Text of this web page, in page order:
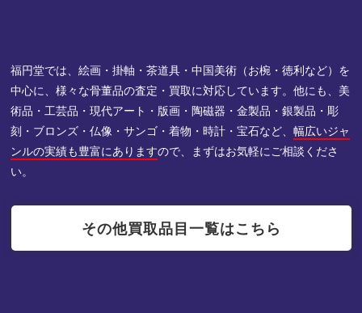
福円堂では、絵画・掛軸・茶道具・中国美術（お椀・徳利など）を
中心に、様々な骨董品の査定・買取に対応しています。他にも、美
術品・工芸品・現代アート・版画・陶磁器・金製品・銀製品・彫
刻・ブロンズ・仏像・サンゴ・着物・時計・宝石など、幅広いジャ
ンルの実績も豊富にありますので、まずはお気軽にご相談くださ
い。
その他買取品目一覧はこちら